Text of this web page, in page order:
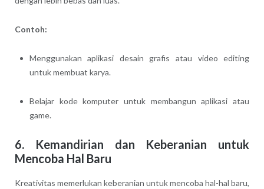
Contoh:
Menggunakan aplikasi desain grafis atau video editing
untuk membuat karya.
Belajar kode komputer untuk membangun aplikasi atau
game.
6. Kemandirian dan Keberanian untuk
Mencoba Hal Baru
Kreativitas memerlukan keberanian untuk mencoba hal-hal baru,